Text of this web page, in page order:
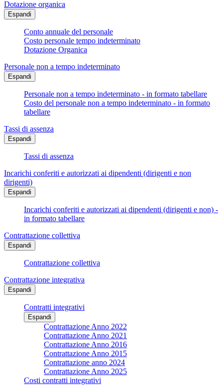
Dotazione organica
Espandi
Conto annuale del personale
Costo personale tempo indeterminato
Dotazione Organica
Personale non a tempo indeterminato
Espandi
Personale non a tempo indeterminato - in formato tabellare
Costo del personale non a tempo indeterminato - in formato
tabellare
Tassi di assenza
Espandi
Tassi di assenza
Incarichi conferiti e autorizzati ai dipendenti (dirigenti e non
dirigenti)
Espandi
Incarichi conferiti e autorizzati ai dipendenti (dirigenti e non) -
in formato tabellare
Contrattazione collettiva
Espandi
Contrattazione collettiva
Contrattazione integrativa
Espandi
Contratti integrativi
Espandi
Contrattazione Anno 2022
Contrattazione Anno 2021
Contrattazione Anno 2016
Contrattazione Anno 2015
Contrattazione anno 2024
Contrattazione Anno 2025
Costi contratti integrativi